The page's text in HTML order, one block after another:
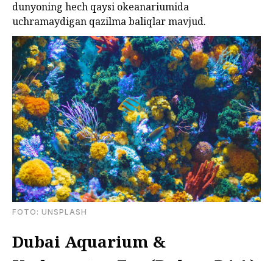
dunyoning hech qaysi okeanariumida
uchramaydigan qazilma baliqlar mavjud.
FOTO: UNSPLASH
Dubai Aquarium &